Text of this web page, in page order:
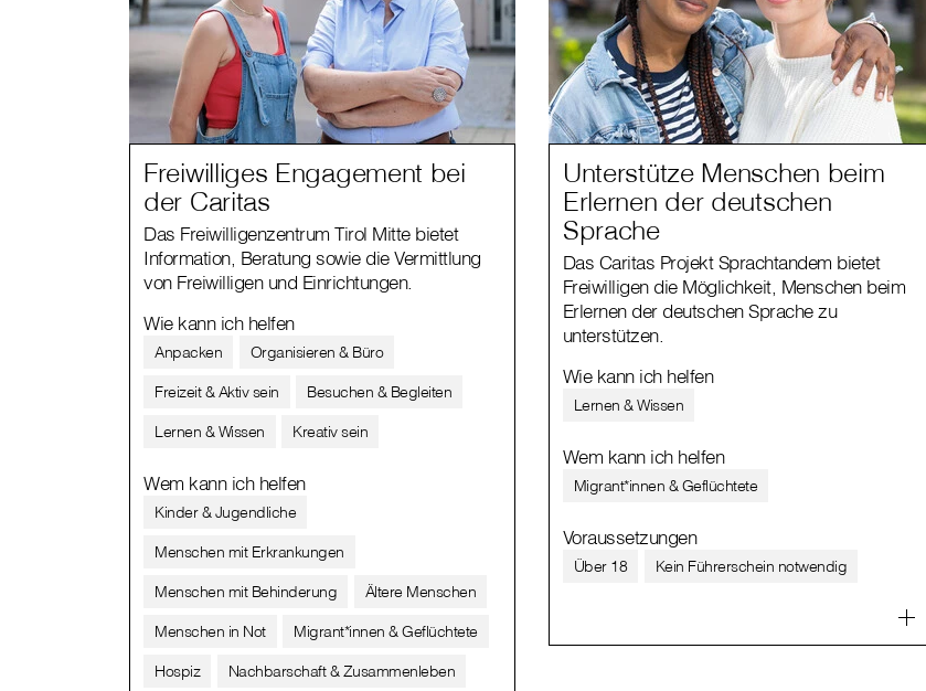
Freiwilliges Engagement bei
der Caritas
Das Freiwilligenzentrum Tirol Mitte bietet
Information, Beratung sowie die Vermittlung
von Freiwilligen und Einrichtungen.
Wie kann ich helfen
Anpacken
Organisieren & Büro
Freizeit & Aktiv sein
Besuchen & Begleiten
Lernen & Wissen
Kreativ sein
Wem kann ich helfen
Kinder & Jugendliche
Menschen mit Erkrankungen
Menschen mit Behinderung
Ältere Menschen
Menschen in Not
Migrant*innen & Geflüchtete
Hospiz
Nachbarschaft & Zusammenleben
Unterstütze Menschen beim
Erlernen der deutschen
Sprache
Das Caritas Projekt Sprachtandem bietet
Freiwilligen die Möglichkeit, Menschen beim
Erlernen der deutschen Sprache zu
unterstützen.
Wie kann ich helfen
Lernen & Wissen
Wem kann ich helfen
Migrant*innen & Geflüchtete
Voraussetzungen
Über 18 Kein Führerschein notwendig